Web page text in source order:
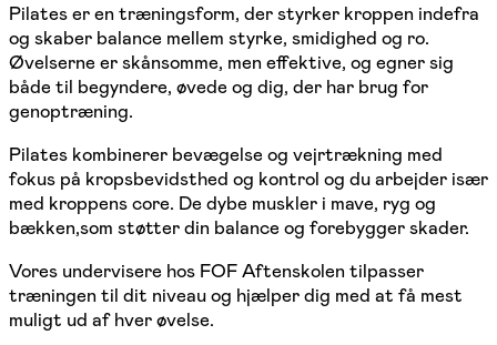
Pilates er en træningsform, der styrker kroppen indefra
og skaber balance mellem styrke, smidighed og ro.
Øvelserne er skånsomme, men effektive, og egner sig
både til begyndere, øvede og dig, der har brug for
genoptræning.
Pilates kombinerer bevægelse og vejrtrækning med
fokus på kropsbevidsthed og kontrol og du arbejder især
med kroppens core. De dybe muskler i mave, ryg og
bækken,som støtter din balance og forebygger skader.
Vores undervisere hos FOF Aftenskolen tilpasser
træningen til dit niveau og hjælper dig med at få mest
muligt ud af hver øvelse.